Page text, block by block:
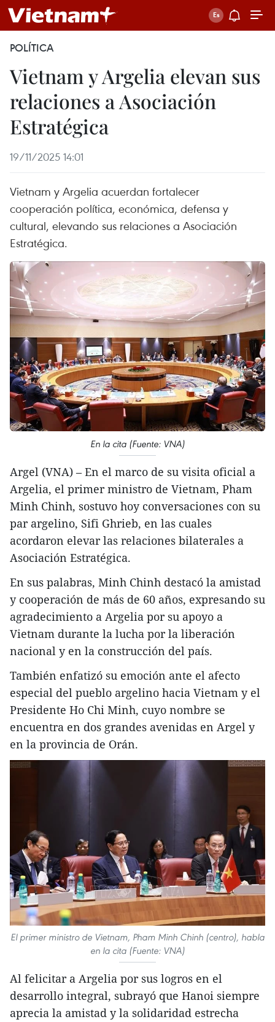
POLÍTICA
Vietnam y Argelia elevan sus
relaciones a Asociación
Estratégica
19/11/2025 14:01
Vietnam y Argelia acuerdan fortalecer
cooperación política, económica, defensa y
cultural, elevando sus relaciones a Asociación
Estratégica.
En la cita (Fuente: VNA)
Argel (VNA) – En el marco de su visita oficial a
Argelia, el primer ministro de Vietnam, Pham
Minh Chinh, sostuvo hoy conversaciones con su
par argelino, Sifi Ghrieb, en las cuales
acordaron elevar las relaciones bilaterales a
Asociación Estratégica.
En sus palabras, Minh Chinh destacó la amistad
y cooperación de más de 60 años, expresando su
agradecimiento a Argelia por su apoyo a
Vietnam durante la lucha por la liberación
nacional y en la construcción del país.
También enfatizó su emoción ante el afecto
especial del pueblo argelino hacia Vietnam y el
Presidente Ho Chi Minh, cuyo nombre se
encuentra en dos grandes avenidas en Argel y
en la provincia de Orán.
El primer ministro de Vietnam, Pham Minh Chinh (centro), habla
en la cita (Fuente: VNA)
Al felicitar a Argelia por sus logros en el
desarrollo integral, subrayó que Hanoi siempre
aprecia la amistad y la solidaridad estrecha